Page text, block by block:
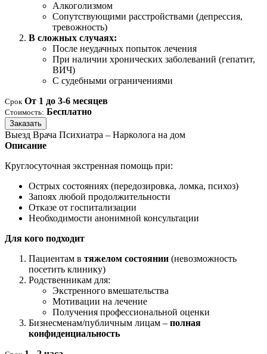
Алкоголизмом
Сопутствующими расстройствами (депрессия,
тревожность)
В сложных случаях:
После неудачных попыток лечения
При наличии хронических заболеваний (гепатит,
ВИЧ)
С судебными ограничениями
Срок От 1 до 3-6 месяцев
Стоимость: Бесплатно
Заказать
Выезд Врача Психиатра – Нарколога на дом
Описание
Круглосуточная экстренная помощь при:
Острых состояниях (передозировка, ломка, психоз)
Запоях любой продолжительности
Отказе от госпитализации
Необходимости анонимной консультации
Для кого подходит
Пациентам в тяжелом состоянии (невозможность
посетить клинику)
Родственникам для:
Экстренного вмешательства
Мотивации на лечение
Получения профессиональной оценки
Бизнесменам/публичным лицам – полная
конфиденциальность